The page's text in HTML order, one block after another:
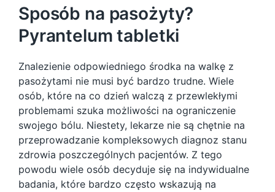
Sposób na pasożyty?
Pyrantelum tabletki
Znalezienie odpowiedniego środka na walkę z
pasożytami nie musi być bardzo trudne. Wiele
osób, które na co dzień walczą z przewlekłymi
problemami szuka możliwości na ograniczenie
swojego bólu. Niestety, lekarze nie są chętnie na
przeprowadzanie kompleksowych diagnoz stanu
zdrowia poszczególnych pacjentów. Z tego
powodu wiele osób decyduje się na indywidualne
badania, które bardzo często wskazują na